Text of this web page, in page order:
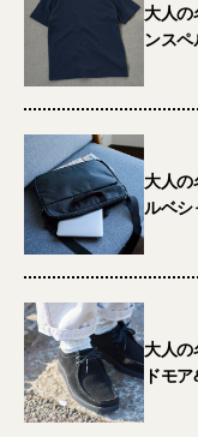
大人
ンスペ
大人
ルベシ
大人
ドモ